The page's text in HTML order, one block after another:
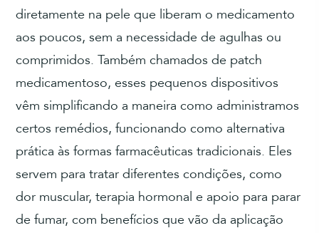
diretamente na pele que liberam o medicamento
aos poucos, sem a necessidade de agulhas ou
comprimidos. Também chamados de patch
medicamentoso, esses pequenos dispositivos
vêm simplificando a maneira como administramos
certos remédios, funcionando como alternativa
prática às formas farmacêuticas tradicionais. Eles
servem para tratar diferentes condições, como
dor muscular, terapia hormonal e apoio para parar
de fumar, com benefícios que vão da aplicação